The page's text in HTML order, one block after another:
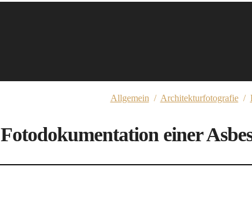
Allgemein / Architekturfotografie/
Fotodokumentation einer